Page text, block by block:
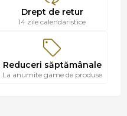
Drept de retur
14 zile calendaristice
Reduceri săptămânale
La anumite game de produse